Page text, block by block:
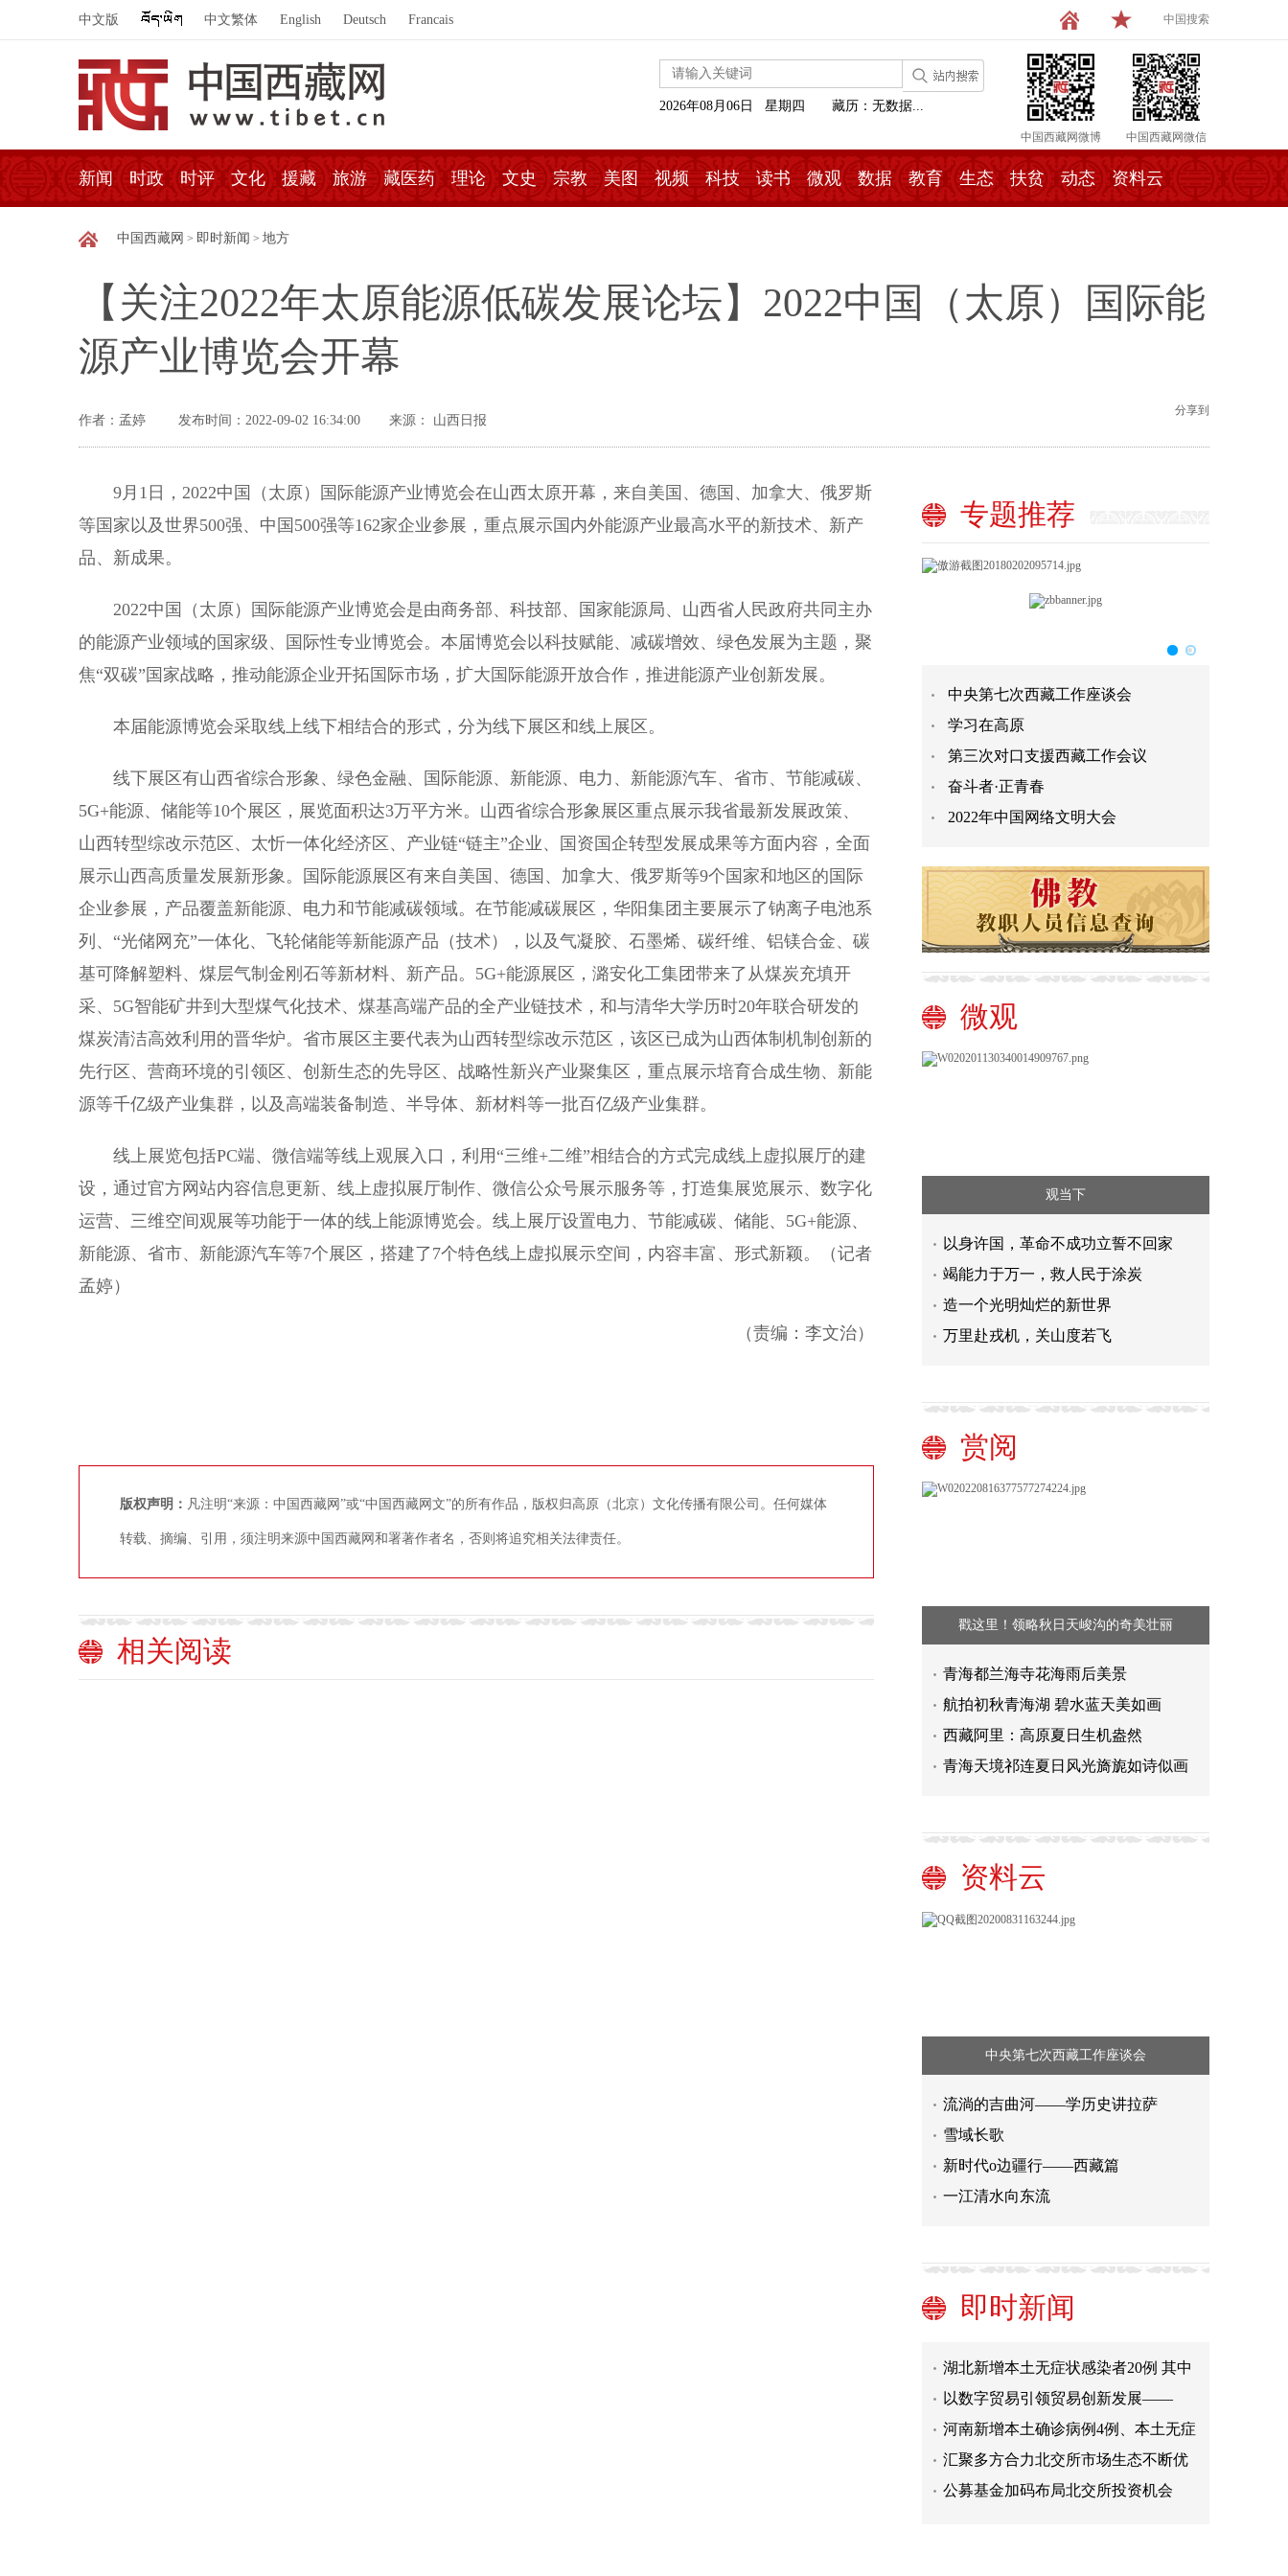
中文版 中文繁体 English Deutsch Francais 中国搜索
中国西藏网微博 中国西藏网微信
2026年08月06日 星期四 藏历：无数据...
新闻 时政 时评 文化 援藏 旅游 藏医药 理论 文史 宗教 美图 视频 科技 读书 微观 数据 教育 生态 扶贫 动态 资料云
中国西藏网 > 即时新闻 > 地方
【关注2022年太原能源低碳发展论坛】2022中国（太原）国际能
源产业博览会开幕
作者：孟婷 发布时间：2022-09-02 16:34:00 来源： 山西日报
分享到
9月1日，2022中国（太原）国际能源产业博览会在山西太原开幕，来自美国、德国、加拿大、俄罗斯
等国家以及世界500强、中国500强等162家企业参展，重点展示国内外能源产业最高水平的新技术、新产
品、新成果。
2022中国（太原）国际能源产业博览会是由商务部、科技部、国家能源局、山西省人民政府共同主办
的能源产业领域的国家级、国际性专业博览会。本届博览会以科技赋能、减碳增效、绿色发展为主题，聚
焦“双碳”国家战略，推动能源企业开拓国际市场，扩大国际能源开放合作，推进能源产业创新发展。
本届能源博览会采取线上线下相结合的形式，分为线下展区和线上展区。
线下展区有山西省综合形象、绿色金融、国际能源、新能源、电力、新能源汽车、省市、节能减碳、
5G+能源、储能等10个展区，展览面积达3万平方米。山西省综合形象展区重点展示我省最新发展政策、
山西转型综改示范区、太忻一体化经济区、产业链“链主”企业、国资国企转型发展成果等方面内容，全面
展示山西高质量发展新形象。国际能源展区有来自美国、德国、加拿大、俄罗斯等9个国家和地区的国际
企业参展，产品覆盖新能源、电力和节能减碳领域。在节能减碳展区，华阳集团主要展示了钠离子电池系
列、“光储网充”一体化、飞轮储能等新能源产品（技术），以及气凝胶、石墨烯、碳纤维、铝镁合金、碳
基可降解塑料、煤层气制金刚石等新材料、新产品。5G+能源展区，潞安化工集团带来了从煤炭充填开
采、5G智能矿井到大型煤气化技术、煤基高端产品的全产业链技术，和与清华大学历时20年联合研发的
煤炭清洁高效利用的晋华炉。省市展区主要代表为山西转型综改示范区，该区已成为山西体制机制创新的
先行区、营商环境的引领区、创新生态的先导区、战略性新兴产业聚集区，重点展示培育合成生物、新能
源等千亿级产业集群，以及高端装备制造、半导体、新材料等一批百亿级产业集群。
线上展览包括PC端、微信端等线上观展入口，利用“三维+二维”相结合的方式完成线上虚拟展厅的建
设，通过官方网站内容信息更新、线上虚拟展厅制作、微信公众号展示服务等，打造集展览展示、数字化
运营、三维空间观展等功能于一体的线上能源博览会。线上展厅设置电力、节能减碳、储能、5G+能源、
新能源、省市、新能源汽车等7个展区，搭建了7个特色线上虚拟展示空间，内容丰富、形式新颖。（记者
孟婷）
（责编：李文治）
版权声明： 凡注明“来源：中国西藏网”或“中国西藏网文”的所有作品，版权归高原（北京）文化传播有限公司。任何媒体
转载、摘编、引用，须注明来源中国西藏网和署著作者名，否则将追究相关法律责任。
相关阅读
专题推荐
中央第七次西藏工作座谈会
学习在高原
第三次对口支援西藏工作会议
奋斗者·正青春
2022年中国网络文明大会
微观
观当下
以身许国，革命不成功立誓不回家
竭能力于万一，救人民于涂炭
造一个光明灿烂的新世界
万里赴戎机，关山度若飞
赏阅
戳这里！领略秋日天峻沟的奇美壮丽
青海都兰海寺花海雨后美景
航拍初秋青海湖 碧水蓝天美如画
西藏阿里：高原夏日生机盎然
青海天境祁连夏日风光旖旎如诗似画
资料云
中央第七次西藏工作座谈会
流淌的吉曲河——学历史讲拉萨
雪域长歌
新时代o边疆行——西藏篇
一江清水向东流
即时新闻
防城港东兴市
哈尔滨：影剧院、洗浴场所暂停营业
7区大型会议、演出暂停
内蒙古新增本土确诊病例2例、本土无
症状感染者6例
中国女网新突破！四人晋级美网女单